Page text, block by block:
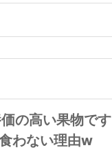
価の高い果物で
わない理由w